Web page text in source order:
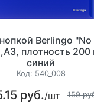
Berlingo "No
плотность 200
синий
Код: 540_008
руб./шт 159